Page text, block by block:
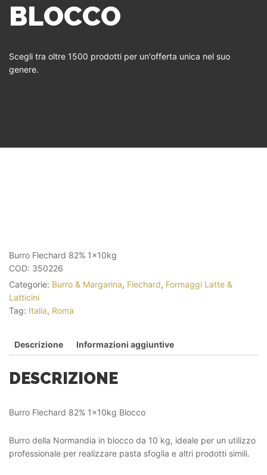
BLOCCO
Scegli tra oltre 1500 prodotti per un'offerta unica nel suo
genere.
Burro Flechard 82% 1x10kg
COD: 350226
Categorie: Burro & Margarina, Flechard, Formaggi Latte &
Latticini
Tag: Italia, Roma
Descrizione Informazioni aggiuntive
DESCRIZIONE
Burro Flechard 82% 1x10kg Blocco
Burro della Normandia in blocco da 10 kg, ideale per un utilizzo
professionale per realizzare pasta sfoglia e altri prodotti simili.